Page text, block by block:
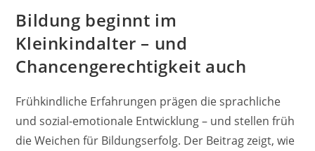
Bildung beginnt im
Kleinkindalter – und
Chancengerechtigkeit auch
Frühkindliche Erfahrungen prägen die sprachliche
und sozial-emotionale Entwicklung – und stellen früh
die Weichen für Bildungserfolg. Der Beitrag zeigt, wie